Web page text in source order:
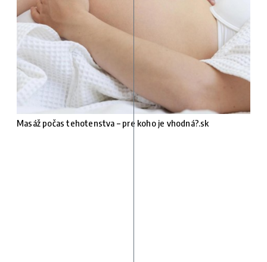
Masáž počas tehotenstva – pre koho je vhodná?.sk